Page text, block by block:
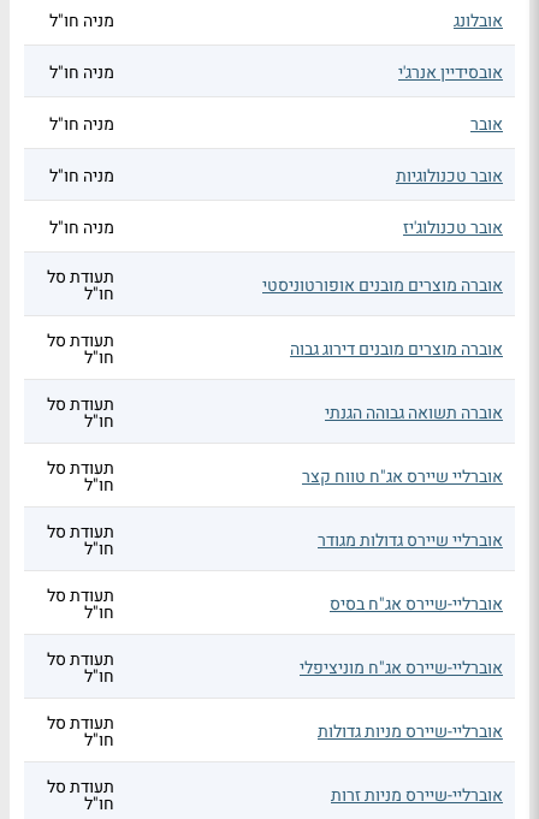
אובלונג מניה חו"ל
אובסידיין אנרג'י מניה חו"ל
אובר מניה חו"ל
אובר טכנולוגיות מניה חו"ל
אובר טכנולוג'יז מניה חו"ל
אוברה מוצרים מובנים אופורטוניסטי תעודת סל
חו"ל
אוברה מוצרים מובנים דירוג גבוה תעודת סל
חו"ל
אוברה תשואה גבוהה הגנתי תעודת סל
חו"ל
אוברליי שיירס אג"ח טווח קצר תעודת סל
חו"ל
אוברליי שיירס גדולות מגודר תעודת סל
חו"ל
אוברליי-שיירס אג"ח בסיס תעודת סל
חו"ל
אוברליי-שיירס אג"ח מוניציפלי תעודת סל
חו"ל
אוברליי-שיירס מניות גדולות תעודת סל
חו"ל
אוברליי-שיירס מניות זרות תעודת סל
חו"ל